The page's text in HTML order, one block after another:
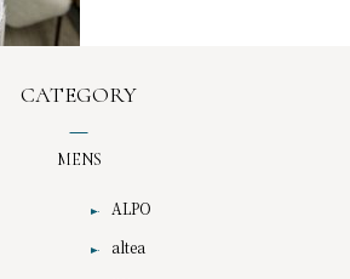
CATEGORY
MENS
ALPO
altea